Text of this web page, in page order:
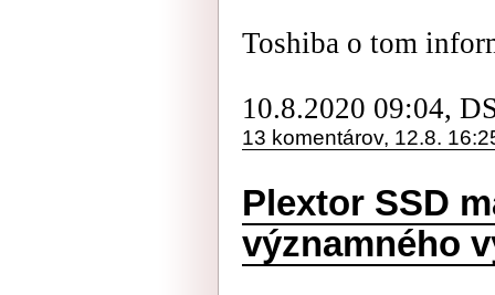
Toshiba o tom
10.8.2020 09:04,
13 komentárov, 12.8.
Plextor SSD
významného